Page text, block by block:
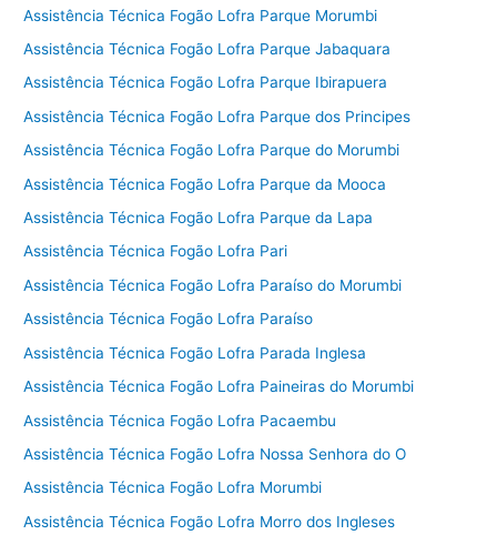
Assistência Técnica Fogão Lofra Parque Morumbi
Assistência Técnica Fogão Lofra Parque Jabaquara
Assistência Técnica Fogão Lofra Parque Ibirapuera
Assistência Técnica Fogão Lofra Parque dos Principes
Assistência Técnica Fogão Lofra Parque do Morumbi
Assistência Técnica Fogão Lofra Parque da Mooca
Assistência Técnica Fogão Lofra Parque da Lapa
Assistência Técnica Fogão Lofra Pari
Assistência Técnica Fogão Lofra Paraíso do Morumbi
Assistência Técnica Fogão Lofra Paraíso
Assistência Técnica Fogão Lofra Parada Inglesa
Assistência Técnica Fogão Lofra Paineiras do Morumbi
Assistência Técnica Fogão Lofra Pacaembu
Assistência Técnica Fogão Lofra Nossa Senhora do O
Assistência Técnica Fogão Lofra Morumbi
Assistência Técnica Fogão Lofra Morro dos Ingleses